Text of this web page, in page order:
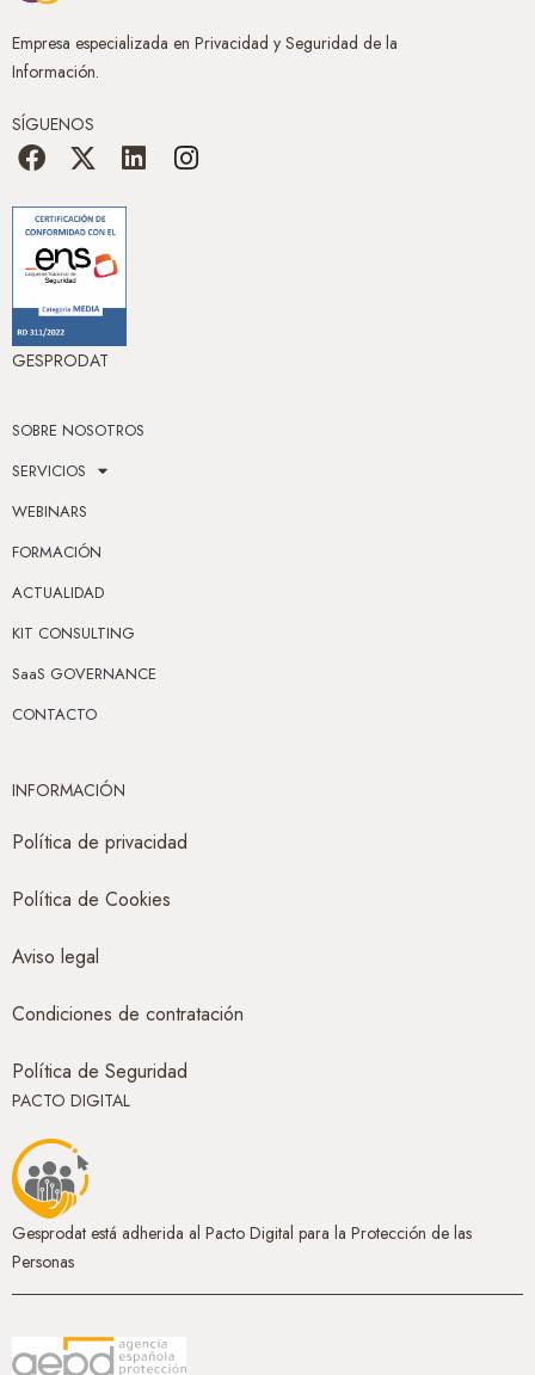
Empresa especializada en Privacidad y Seguridad de la
Información.
SÍGUENOS
GESPRODAT
SOBRE NOSOTROS
SERVICIOS
WEBINARS
FORMACIÓN
ACTUALIDAD
KIT CONSULTING
SaaS GOVERNANCE
CONTACTO
INFORMACIÓN
Política de privacidad
Política de Cookies
Aviso legal
Condiciones de contratación
Política de Seguridad
PACTO DIGITAL
Gesprodat está adherida al Pacto Digital para la Protección de las
Personas